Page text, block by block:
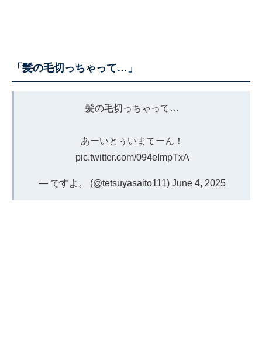
「髪の毛切っちゃって…」
髪の毛切っちゃって…
あーいとぅいまてーん！
pic.twitter.com/094eImpTxA
— ですよ。 (@tetsuyasaito111) June 4, 2025